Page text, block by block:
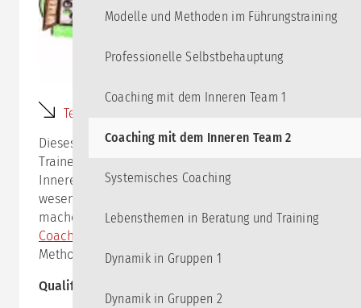
Termine für dieses Seminar
Dieses Seminar ist für Coaches, Berater:innen und
Trainer:innen gedacht, die mit dem Modell des
Inneren Teams bereits arbeiten und es zur
wesentlichen Grundlage von Beratung und Training
machen wollen. Es baut unmittelbar auf dem Kurs
Coaching mit dem Inneren Team 1
Methoden des Inneren Teams) auf.
Qualifikationsziele
Modelle und Methoden im Führungstraining
Professionelle Selbstbehauptung
Coaching mit dem Inneren Team 1
Coaching mit dem Inneren Team 2
Systemisches Coaching
Lebensthemen in Beratung und Training
Dynamik in Gruppen 1
Dynamik in Gruppen 2